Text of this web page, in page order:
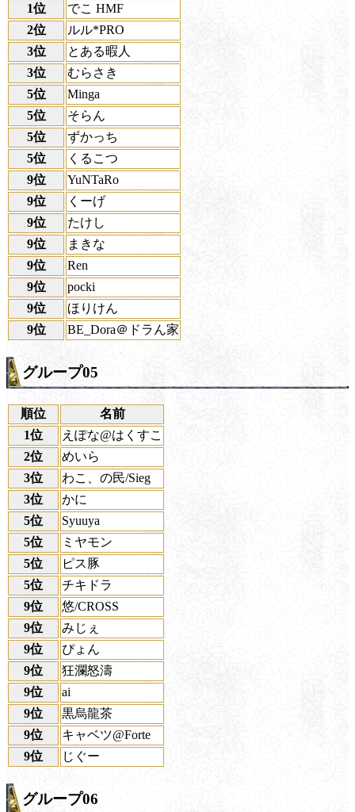
1位
でこ HMF
2位
ルル*PRO
3位
とある暇人
3位
むらさき
5位
Minga
5位
そらん
5位
ずかっち
5位
くるこつ
9位
YuNTaRo
9位
くーげ
9位
たけし
9位
まきな
9位
Ren
9位
pocki
9位
ほりけん
9位
BE_Dora＠ドラん家
グループ05
順位
名前
1位
えぽな@はくすこ
2位
めいら
3位
わこ、の民/Sieg
3位
かに
5位
Syuuya
5位
ミヤモン
5位
ピス豚
5位
チキドラ
9位
悠/CROSS
9位
みじぇ
9位
ぴょん
9位
狂瀾怒濤
9位
ai
9位
黒烏龍茶
9位
キャベツ@Forte
9位
じぐー
グループ06